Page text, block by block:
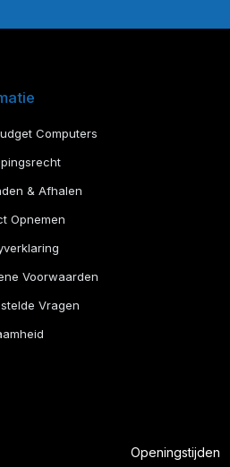
Computers
& Afhalen
Opnemen
Voorwaarden
Vragen
Openingstijden